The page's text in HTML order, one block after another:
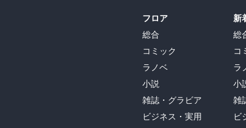
何故なら、礼拝などでは聖書の指定
そういう場合は紙でめくるか、iOS/
この電子書籍は「マタイ伝福音書
「章」や「節」で指定できない、い
各書冒頭にジャンプして、そこから
その間に聖書拝読の時間は終わって
SonyReaderT3が礼拝に持ち込んで
まあ、うちの教会は新共同訳使用な
『人の子は安息日の主たるなり』
幸福なる哉、いま飢うる者よ、汝ら
幸福なる哉、いま泣く者よ、汝ら笑
人なんぢらを憎み、人の子のため
び躍れ。視よ、天にて汝らの報は
フロア
総合
コミック
ラノベ
小説
雑誌・グラビア
ビジネス・実用
新
総
コ
ラ
小
雑
ビ